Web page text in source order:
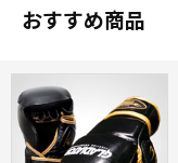
おすすめ商品